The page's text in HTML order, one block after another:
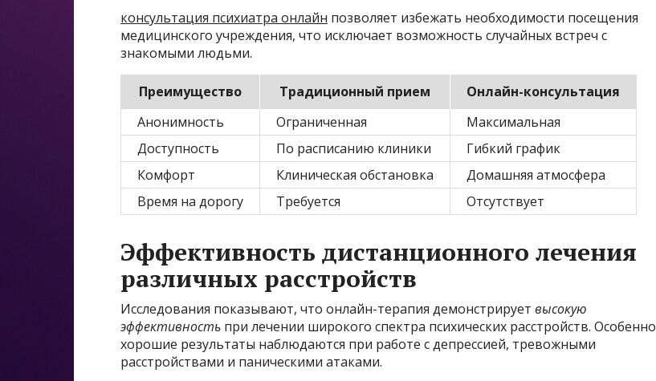
консультация психиатра онлайн позволяет избежать необходимости посещения
медицинского учреждения, что исключает возможность случайных встреч с
знакомыми людьми.
Преимущество Традиционный прием
Онлайн-консультация
Анонимность
Ограниченная
Максимальная
Доступность
По расписанию клиники
Гибкий график
Комфорт
Клиническая обстановка
Домашняя атмосфера
Время на дорогу
Требуется Отсутствует
Эффективность дистанционного лечения
различных расстройств
Исследования показывают, что онлайн-терапия демонстрирует высокую
эффективность при лечении широкого спектра психических расстройств. Особенно
хорошие результаты наблюдаются при работе с депрессией, тревожными
расстройствами и паническими атаками.